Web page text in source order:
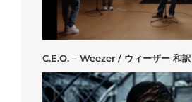
C.E.O. – Weezer / ウィーザー 和訳